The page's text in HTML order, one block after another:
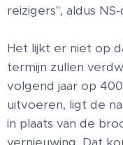
reizigers", aldus
Het lijkt er niet op
termijn zullen
volgend jaar op
uitvoeren, ligt de
in plaats van de